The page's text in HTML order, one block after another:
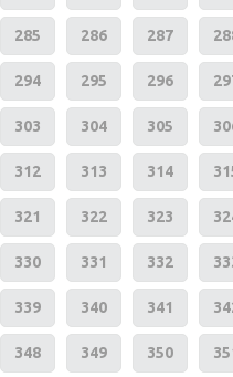
285 286 287
294 295 296
303 304 305
312 313 314
321 322 323
330 331 332
339 340 341
348 349 350